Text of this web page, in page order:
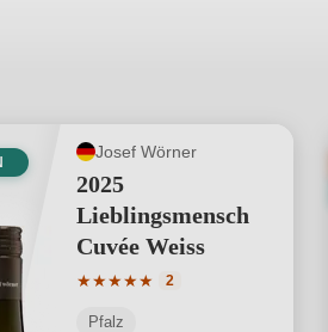
5 Sternen
Josef Wörner
2025
Lieblingsmensch
Cuvée Weiss
★★★★★
Durchschnittliche Bewertung
2
Pfalz